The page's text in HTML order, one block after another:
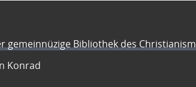
gemeinnüzige Bibliothek des Christianism
Konrad